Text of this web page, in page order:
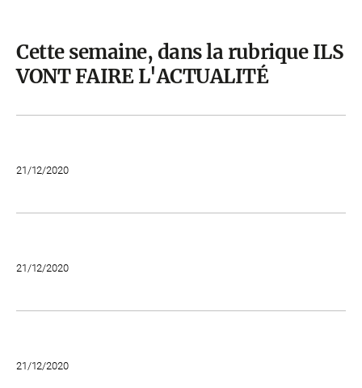
Cette semaine, dans la rubrique ILS
VONT FAIRE L'ACTUALITÉ
21/12/2020
21/12/2020
21/12/2020